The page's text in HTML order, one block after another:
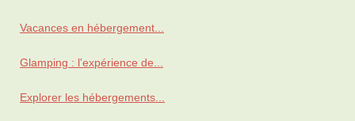
Vacances en hébergement...
Glamping : l'expérience de...
Explorer les hébergements...